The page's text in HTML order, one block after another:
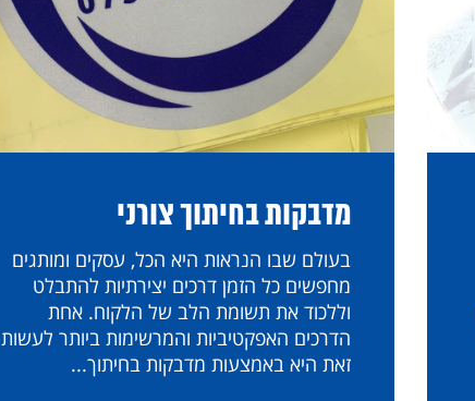
מדבקות בחיתוך צורני
בעולם שבו הנראות היא הכל, עסקים ומותגים
מחפשים כל הזמן דרכים יצירתיות להתבלט
וללכוד את תשומת הלב של הלקוח. אחת
הדרכים האפקטיביות והמרשימות ביותר לעשות
זאת היא באמצעות מדבקות בחיתוך...